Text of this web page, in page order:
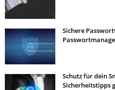
Sichere
Schutz für dein
Sicherheitstipps